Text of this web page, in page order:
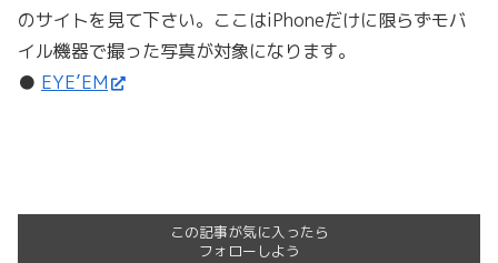
のサイトを見て下さい。ここはiPhoneだけに限らずモバ
イル機器で撮った写真が対象になります。
● EYE’EM
この記事が気に入ったら
フォローしよう